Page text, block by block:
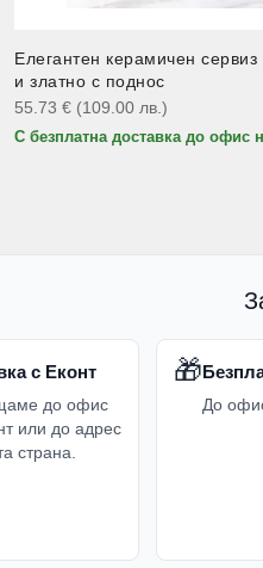
Елегантен керамичен
и златно с поднос
55.73 € (109.00 лв. )
С безплатна доставка до офис
с Еконт
до офис
или до адрес
страна.
🎁
До